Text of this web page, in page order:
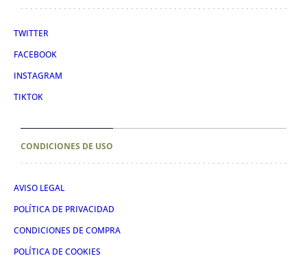
TWITTER
FACEBOOK
INSTAGRAM
TIKTOK
CONDICIONES DE USO
AVISO LEGAL
POLÍTICA DE PRIVACIDAD
CONDICIONES DE COMPRA
POLÍTICA DE COOKIES